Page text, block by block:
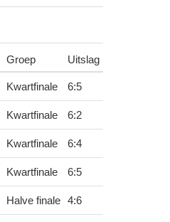
Groep Uitslag
Kwartfinale 6:5
Kwartfinale 6:2
Kwartfinale 6:4
Kwartfinale 6:5
Halve finale 4:6